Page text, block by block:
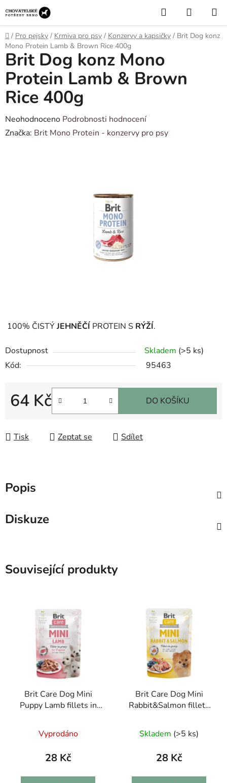
na
obsah
Hledat
KOŠÍK
Domů
/ Pro pejsky / Krmiva pro psy / Konzervy a kapsičky / Brit Dog konz
Mono Protein Lamb & Brown Rice 400g
100% ČISTÝJEHNĚČÍ PROTEIN S RÝŽÍ.
Dostupnost Skladem (>5 ks)
Kód:
95463
64 Kč
Měrná cena:
DO KOŠÍKU
Tisk Zeptat se Sdílet
Brit Dog konz Mono
Protein Lamb & Brown
Rice 400g
Průměrné
hodnocení
Neohodnoceno Podrobnosti hodnocení
Značka: Brit Mono Protein - konzervy pro psy
Popis
Diskuze
Související produkty
Brit Care Dog Mini
Puppy Lamb fillets in
Vyprodáno
28 Kč
Brit Care Dog Mini
Rabbit&Salmon fillets
Skladem (>5 ks)
28 Kč